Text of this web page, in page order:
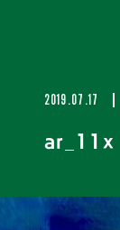
2019.07.17
ar_11x